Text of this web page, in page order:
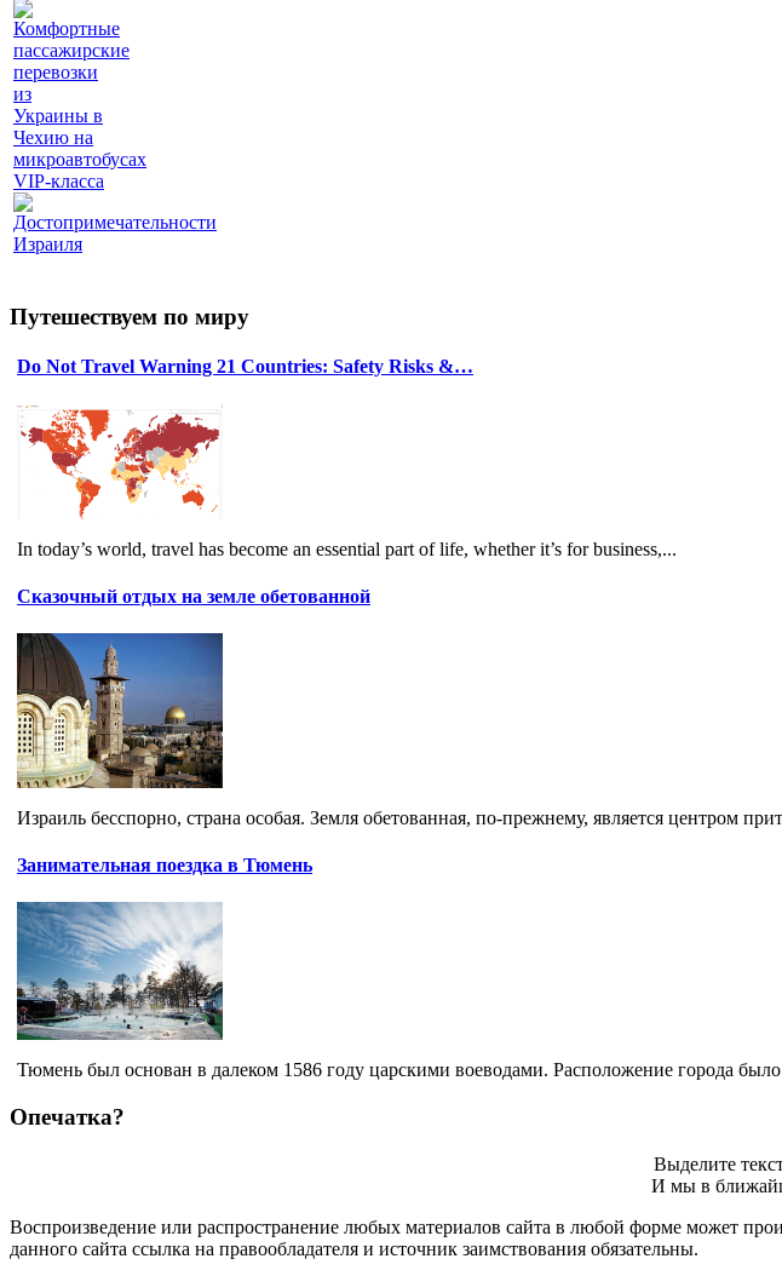
Комфортные
пассажирские
перевозки
из
Украины в
Чехию на
микроавтобусах
VIP-класса
Достопримечательности
Израиля
Путешествуем по миру
Do Not Travel Warning 21 Countries: Safety Risks &…
In today’s world, travel has become an essential part of life, whether it’s for business,...
Сказочный отдых на земле обетованной
Израиль бесспорно, страна особая. Земля обетованная, по-прежнему, является центром
Занимательная поездка в Тюмень
Тюмень был основан в далеком 1586 году царскими воеводами. Расположение города
Опечатка?
Выделите
И мы в
Воспроизведение или распространение любых материалов сайта в любой форме может
данного сайта ссылка на правообладателя и источник заимствования обязательны.